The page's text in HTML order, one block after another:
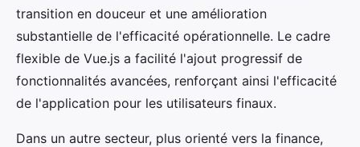
transition en douceur et une amélioration
substantielle de l'efficacité opérationnelle. Le cadre
flexible de Vue.js a facilité l'ajout progressif de
fonctionnalités avancées, renforçant ainsi l'efficacité
de l'application pour les utilisateurs finaux.
Dans un autre secteur, plus orienté vers la finance,